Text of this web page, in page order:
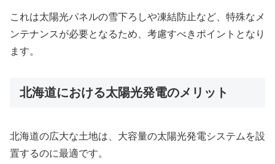
これは太陽光パネルの雪下ろしや凍結防止など、特殊なメ
ンテナンスが必要となるため、考慮すべきポイントとなり
ます。
北海道における太陽光発電のメリット
北海道の広大な土地は、大容量の太陽光発電システムを設
置するのに最適です。